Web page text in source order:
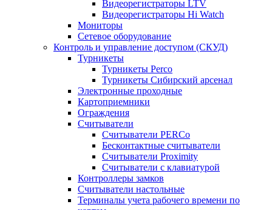
Видеорегистраторы LTV
Видеорегистраторы Hi Watch
Мониторы
Сетевое оборудование
Контроль и управление доступом (СКУД)
Турникеты
Турникеты Perco
Турникеты Сибирский арсенал
Электронные проходные
Картоприемники
Ограждения
Считыватели
Считыватели PERCo
Бесконтактные считыватели
Считыватели Proximity
Считыватели с клавиатурой
Контроллеры замков
Считыватели настольные
Терминалы учета рабочего времени по